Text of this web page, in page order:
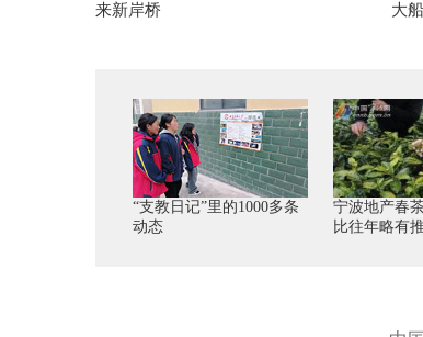
来新岸桥
大船
“支教日记”里的1000多条
动态
宁波地产春
比往年略有